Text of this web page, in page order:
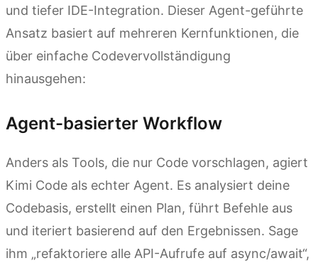
und tiefer IDE-Integration. Dieser Agent-geführte
Ansatz basiert auf mehreren Kernfunktionen, die
über einfache Codevervollständigung
hinausgehen:
Agent-basierter Workflow
Anders als Tools, die nur Code vorschlagen, agiert
Kimi Code als echter Agent. Es analysiert deine
Codebasis, erstellt einen Plan, führt Befehle aus
und iteriert basierend auf den Ergebnissen. Sage
ihm „refaktoriere alle API-Aufrufe auf async/await“,